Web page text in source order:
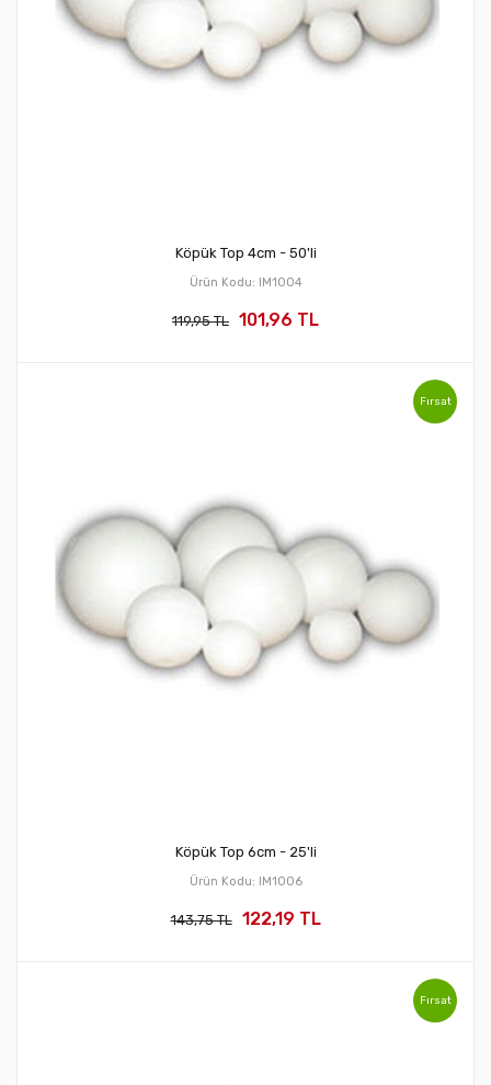
Köpük Top 4cm - 50'li
Ürün Kodu: IM1004
119,95 TL 101,96 TL
Fırsat
Köpük Top 6cm - 25'li
Ürün Kodu: IM1006
143,75 TL 122,19 TL
Fırsat